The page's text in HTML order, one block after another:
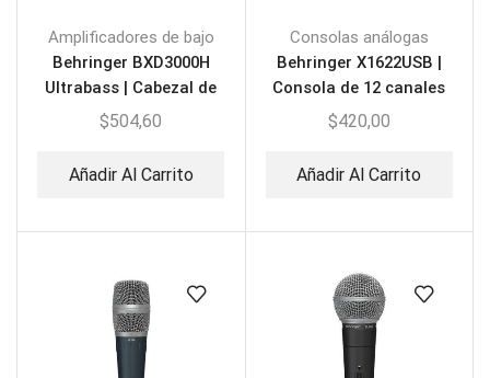
Amplificadores de bajo
Behringer BXD3000H
Ultrabass | Cabezal de
Bajo
$504,60
Añadir Al Carrito
Consolas análogas
Behringer X1622USB |
Consola de 12 canales
$420,00
Añadir Al Carrito